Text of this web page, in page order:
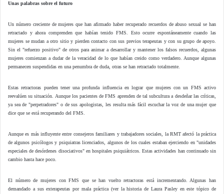
Unas palabras sobre el futuro
Un número creciente de mujeres que han afirmado haber recuperado recuerdos de abuso sexual se han
retractado y ahora comprenden que habían tenido FMS. Esto ocurre espontáneamente cuando las
mujeres se mudan a otro sitio y pierden contacto con sus previos terapeutas y con su grupo de apoyo.
Sin el "refuerzo positivo" de otros para animar a desarrollar y mantener los falsos recuerdos, algunas
mujeres comienzan a dudar de la veracidad de lo que habían creido como verdadero. Aunque algunas
permanecen suspendidas en una penumbra de duda, otras se han retractado totalmente.
Estas retractoras pueden tener una profunda influencia en lograr que mujeres con un FMS activo
reevalúen su situación. Aunque los pacientes de FMS aprenden de tal subcultura a desdeñar las críticas,
ya sea de "perpetradores" o de sus apologistas, les resulta más fácil escuchar la voz de una mujer que
dice que se está recuperando del FMS.
Aunque es más influyente entre consejeros familiares y trabajadores sociales, la RMT afectó la práctica
de algunos psicólogos y psiquiatras licenciados, algunos de los cuales estaban ejerciendo en "unidades
especiales de desórdenes disociativos" en hospitales psiquiátricos. Estas actividades han continuado sin
cambio hasta hace poco.
El número de mujeres con FMS que se han vuelto retractoras está incrementando. Algunas han
demandado a sus exterapeutas por mala práctica (ver la historia de Laura Pasley en este tópico de